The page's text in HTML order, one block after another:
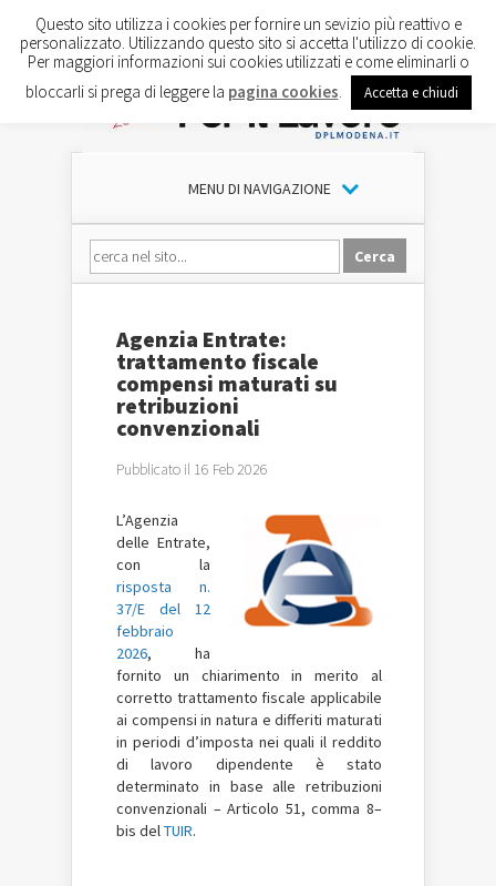
MENU DI NAVIGAZIONE
Agenzia Entrate:
trattamento fiscale
compensi maturati su
retribuzioni
convenzionali
Pubblicato il 16 Feb 2026
L’Agenzia
delle Entrate,
con la
risposta n.
37/E del 12
febbraio
2026, ha
fornito un chiarimento in merito al
corretto trattamento fiscale applicabile
ai compensi in natura e differiti maturati
in periodi d’imposta nei quali il reddito
di lavoro dipendente è stato
determinato in base alle retribuzioni
convenzionali – Articolo 51, comma 8–
bis delTUIR.
Questo sito utilizza i cookies per fornire un sevizio più reattivo e
personalizzato. Utilizzando questo sito si accetta l'utilizzo di cookie.
Per maggiori informazioni sui cookies utilizzati e come eliminarli o
bloccarli si prega di leggere la pagina cookies Accetta e chiudi